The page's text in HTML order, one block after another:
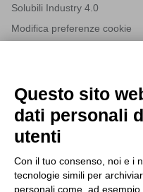
Solubili Industry 4.0
Modifica preferenze cookie
Iscriviti alla nostra
sulle novità del mondo
ISCRIVITI
Questo sito
dati personali
utenti
Con il tuo consenso, noi e i
tecnologie simili per
personali come, ad